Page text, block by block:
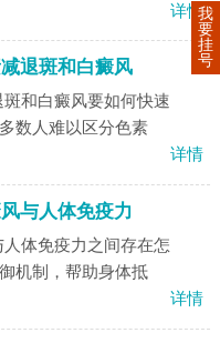
详情
退斑和白癜风
和白癜风要如何快速
数人难以区分色素
详情
与人体免疫力
体免疫力之间存在怎
机制，帮助身体抵
详情
我
要
挂
号